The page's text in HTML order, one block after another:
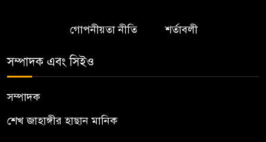
গোপনীয়তা নীতি শর্তাবলী
সম্পাদক এবং সিইও
সম্পাদক
শেখ জাহাঙ্গীর হাছান মানিক